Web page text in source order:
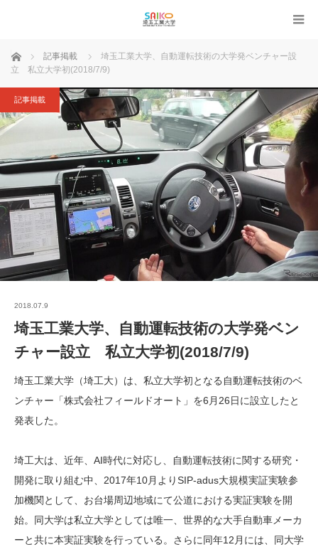
ホーム 記事掲載
埼玉工業大学、自動運転技術の大学発ベンチャー設
立 私立大学初(2018/7/9)
記事掲載
2018.07.9
埼玉工業大学、自動運転技術の大学発ベン
チャー設立 私立大学初(2018/7/9)
埼玉工業大学（埼工大）は、私立大学初となる自動運転技術のベ
ンチャー「株式会社フィールドオート」を6月26日に設立したと
発表した。
埼工大は、近年、AI時代に対応し、自動運転技術に関する研究・
開発に取り組む中、2017年10月よりSIP-adus大規模実証実験参
加機関として、お台場周辺地域にて公道における実証実験を開
始。同大学は私立大学としては唯一、世界的な大手自動車メーカ
ーと共に本実証実験を行っている。さらに同年12月には、同大学